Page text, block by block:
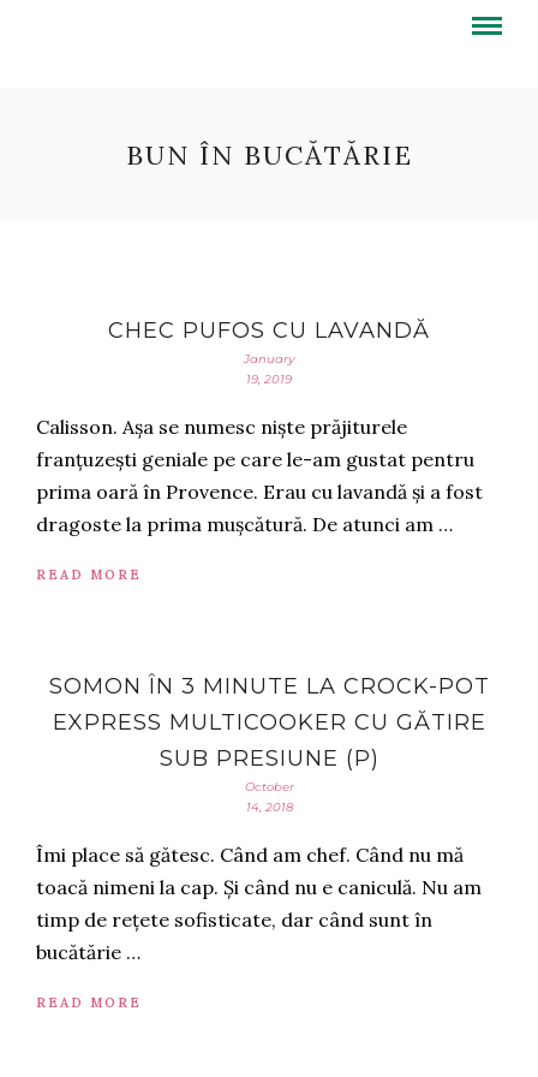
BUN ÎN BUCĂTĂRIE
CHEC PUFOS CU LAVANDĂ
January
19, 2019
Calisson. Așa se numesc niște prăjiturele
franțuzești geniale pe care le-am gustat pentru
prima oară în Provence. Erau cu lavandă și a fost
dragoste la prima mușcătură. De atunci am …
READ MORE
SOMON ÎN 3 MINUTE LA CROCK-POT
EXPRESS MULTICOOKER CU GĂTIRE
SUB PRESIUNE (P)
October
14, 2018
Îmi place să gătesc. Când am chef. Când nu mă
toacă nimeni la cap. Și când nu e caniculă. Nu am
timp de rețete sofisticate, dar când sunt în
bucătărie …
READ MORE